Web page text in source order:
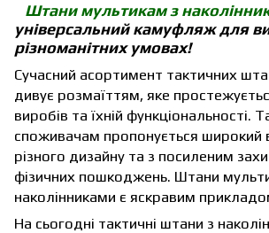
Штани мультикам з
універсальний камуфляж для
різноманітних умовах!
Сучасний асортимент тактичних
дивує розмаїттям, яке
виробів та їхній функціональності.
споживачам пропонується широкий
різного дизайну та з посиленим
фізичних пошкоджень. Штани
наколінниками є яскравим
На сьогодні тактичні штани з